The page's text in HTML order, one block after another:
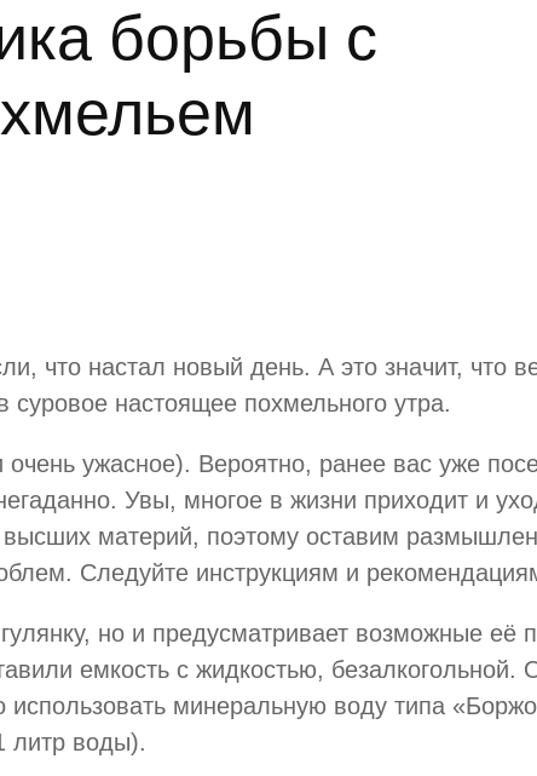
борьбы с
что настал новый день. А это значит, что
настоящее похмельного утра.
ужасное). Вероятно, ранее вас уже
Увы, многое в жизни приходит и
материй, поэтому оставим
Следуйте инструкциям и
но и предусматривает возможные её
емкость с жидкостью, безалкогольной.
минеральную воду типа
литр воды).